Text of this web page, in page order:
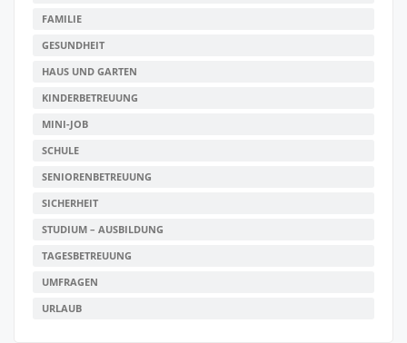
FAMILIE
GESUNDHEIT
HAUS UND GARTEN
KINDERBETREUUNG
MINI-JOB
SCHULE
SENIORENBETREUUNG
SICHERHEIT
STUDIUM – AUSBILDUNG
TAGESBETREUUNG
UMFRAGEN
URLAUB